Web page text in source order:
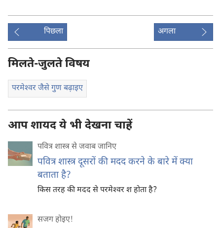
पिछला अगला
मिलते-जुलते विषय
परमेश्‍वर जैसे गुण बढ़ाइए
आप शायद ये भी देखना चाहें
पवित्र शास्त्र से जवाब जानिए
पवित्र शास्त्र दूसरों की मदद करने के बारे में क्या
बताता है?
किस तरह की मदद से परमेश्‍वर श होता है?
सजग होइए‍!